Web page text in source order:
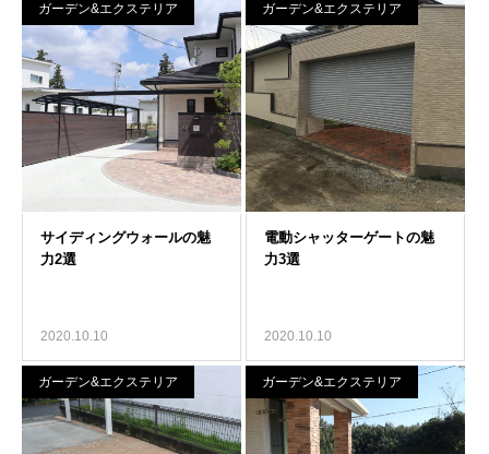
ガーデン&エクステリア
2020.10.10
ガーデン&エクステリア
2020.10.10
ガーデン&エクステリア ガーデン&エクステリア